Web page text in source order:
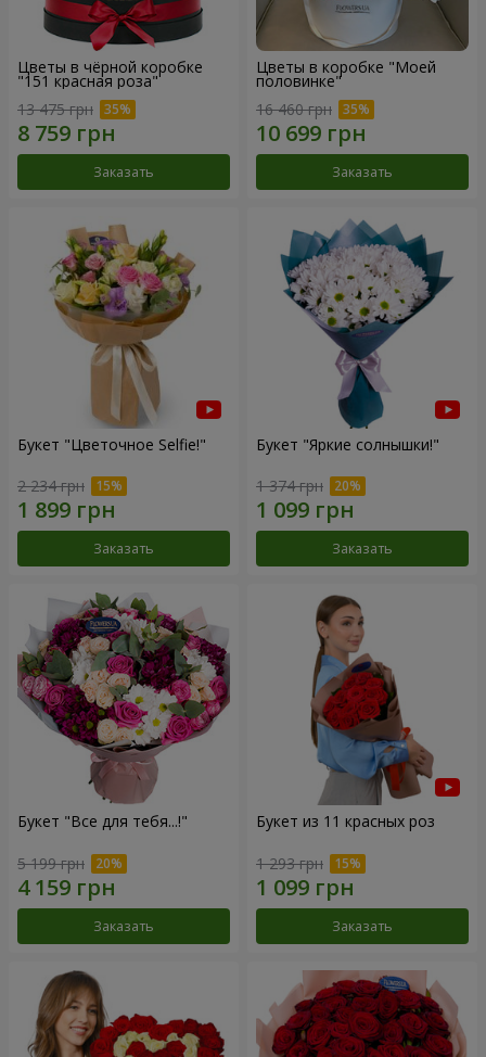
Цветы в чёрной коробке
"151 красная роза"
13 475 грн
Заказать
Цветы в коробке "Моей
половинке"
16 460 грн
Заказать
Букет "Цветочное Selfie!"
2 234 грн
Заказать
Букет "Яркие солнышки!"
1 374 грн
Заказать
Букет "Все для тебя...!"
5 199 грн
Заказать
Букет из 11 красных роз
1 293 грн
Заказать